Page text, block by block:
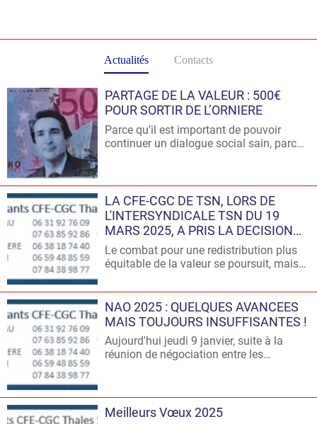
Actualités Contacts
PARTAGE DE LA VALEUR : 500€
POUR SORTIR DE L’ORNIERE
Parce qu’il est important de pouvoir
continuer un dialogue social sain, parce
Direction de TSN, parce que les
collaborateurs ont besoin d’avoir
toujours un soutien de leur Organisation
Syndicale, parce que nous devons
avancer sur des combats tout aussi
importants que les salaires (égalité
professionnelle femme/homme,
LA CFE-CGC DE TSN, LORS DE
L'INTERSYNDICALE TSN DU 19
MARS 2025, A PRIS LA DECISION
DE METTRE UN TERME AU
BOYCOTT DES INSTANCES DU
Le combat pour une redistribution plus
équitable de la valeur se poursuit, mais
déficit d'informations nous empêche
désormais de remplir nos obligations en
tant que représentants du personnel et
de défendre vos intérêts ainsi que ceux
de l'Entreprise.
NAO 2025 : QUELQUES AVANCEES
MAIS TOUJOURS INSUFFISANTES !
Aujourd'hui jeudi 9 janvier, suite à la
réunion de négociation entre les
dans les propositions de la direction.
Cependant, ces avancées restent en deçà
Meilleurs Vœux 2025